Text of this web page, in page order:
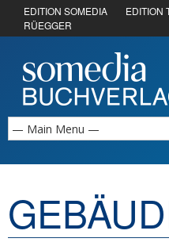
EDITION SOMEDIA EDITION
RÜEGGER